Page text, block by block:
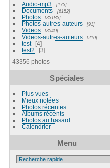
Audio-mp3 173
Documents 6152
Photos 33183
Photos-autres-auteurs 91
Videos 3540
Videos-autres-auteurs 210
test
4
test2
3
43356 photos
Spéciales
Plus vues
Mieux notées
Photos récentes
Albums récents
Photos au hasard
Calendrier
Menu